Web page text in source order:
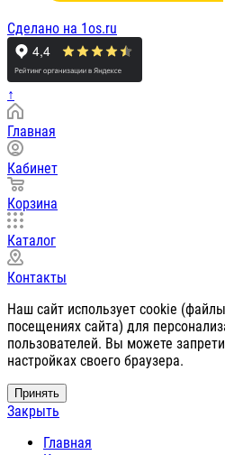
Сделано на 1os.ru
↑
Главная
Кабинет
Корзина
Каталог
Контакты
Наш сайт использует cookie
посещениях сайта) для
пользователей. Вы можете
настройках своего браузера.
Принять
Закрыть
Главная